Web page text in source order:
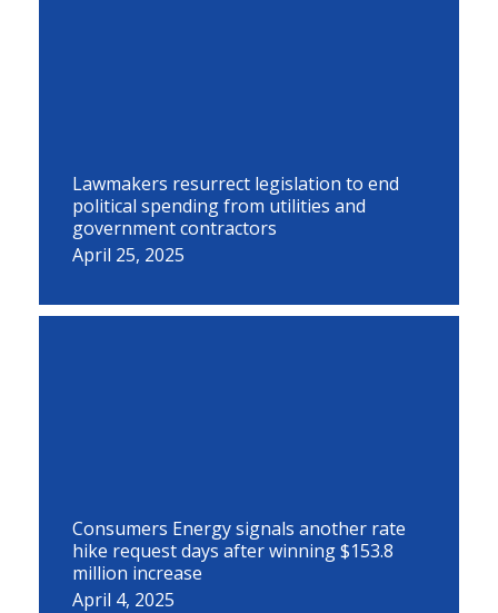
Lawmakers resurrect legislation to end
political spending from utilities and
government contractors
April 25, 2025
Consumers Energy signals another rate
hike request days after winning $153.8
million increase
April 4, 2025